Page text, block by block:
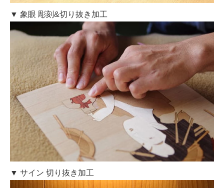
▼ 象眼 彫刻&切り抜き加工
▼ サイン 切り抜き加工